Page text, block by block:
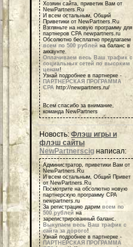
Хозяин сайта, приветик Вам от
NewPartners.Ru
И всем остальным, Общий
Приветики от NewPartners.Ru
Взгляньте на новую программу для
партнеров СРА newpartners.ru
Обсолютно бесплатно предлагаем
всем по 500 рублей на баланс в
аккаунте.
Оплачиваем весь Ваш трафик с
социальных сетей по высоким
ценам!
Узнай подробнее в партнерке -
ПАРТНЕРСКАЯ ПРОГРАММА
СРА http://newpartners.ru/
Всем спасибо за внимание,
команда NewPartners
Новость: Флэш игры и
флэш сайты
NewPartnerscig написал:
Администратор, приветики Вам от
NewPartners.Ru
И всем остальным, Общий Привет
от NewPartners.Ru
Посмотрите на обсолютно новую
партнерскую программу СРА
newpartners.ru
За регистрацию дарим всем по
500 рублейна
зарегистрированный баланс.
Выкупаем весь Ваш трафик с
сайта за дорого!
Узнай подробнее в партнерке -
ПАРТНЕРСКАЯ ПРОГРАММА